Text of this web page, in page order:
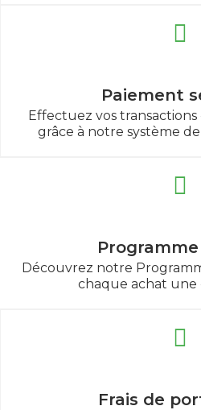
Paiement
Effectuez vos
grâce à notre système
Découvrez notre
chaque achat
Frais de